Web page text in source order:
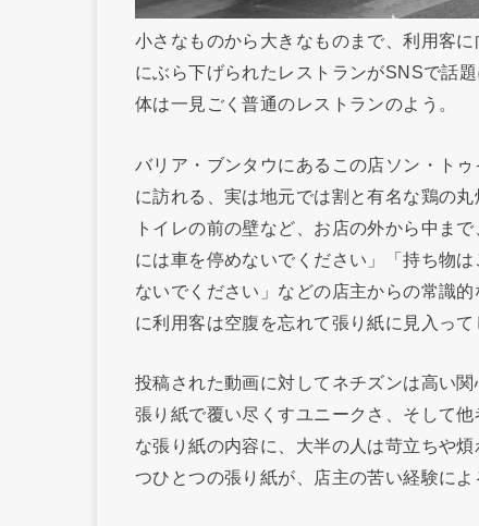
小さなものから大きなものまで、利用客
にぶら下げられたレストランがSNSで話
体は一見ごく普通のレストランのよう。
バリア・ブンタウにあるこの店ソン・ト
に訪れる、実は地元では割と有名な鶏の
トイレの前の壁など、お店の外から中ま
には車を停めないでください」「持ち物
ないでください」などの店主からの常識
に利用客は空腹を忘れて張り紙に見入って
投稿された動画に対してネチズンは高い
張り紙で覆い尽くすユニークさ、そして
な張り紙の内容に、大半の人は苛立ちや
つひとつの張り紙が、店主の苦い経験に